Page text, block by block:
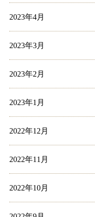
2023年4月
2023年3月
2023年2月
2023年1月
2022年12月
2022年11月
2022年10月